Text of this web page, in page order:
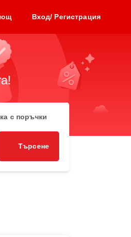
Вход/ Регистрация
с поръчки
Търсене